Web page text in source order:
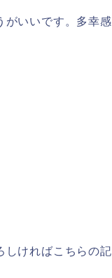
がいいです。多幸感
しければこちらの記